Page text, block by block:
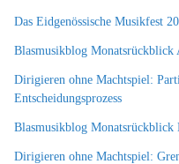
Das Eidgenössische Musikfest
Blasmusikblog Monatsrückblick
Dirigieren ohne Machtspiel:
Entscheidungsprozess
Blasmusikblog Monatsrückblick
Dirigieren ohne Machtspiel: